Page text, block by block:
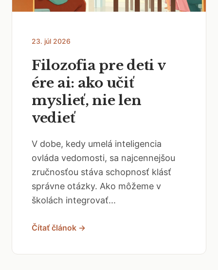
23. júl 2026
Filozofia pre deti v
ére ai: ako učiť
myslieť, nie len
vedieť
V dobe, kedy umelá inteligencia
ovláda vedomosti, sa najcennejšou
zručnosťou stáva schopnosť klásť
správne otázky. Ako môžeme v
školách integrovať...
Čítať článok →